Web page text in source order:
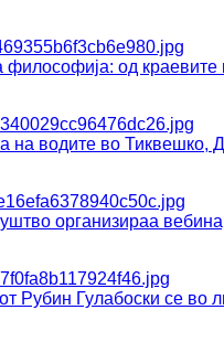
од краевите
на водите во Тиквешко,
организираа
Рубин Гулабоски